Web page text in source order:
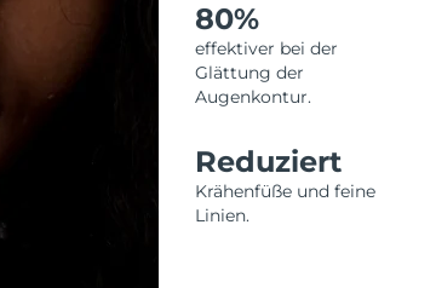
80%
effektiver bei der
Glättung der
Augenkontur.
Reduziert
Krähenfüße und feine
Linien.